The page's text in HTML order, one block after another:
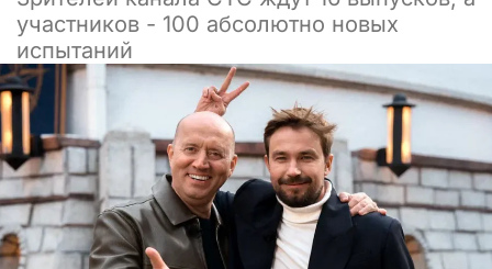
участников - 100 абсолютно новых
испытаний